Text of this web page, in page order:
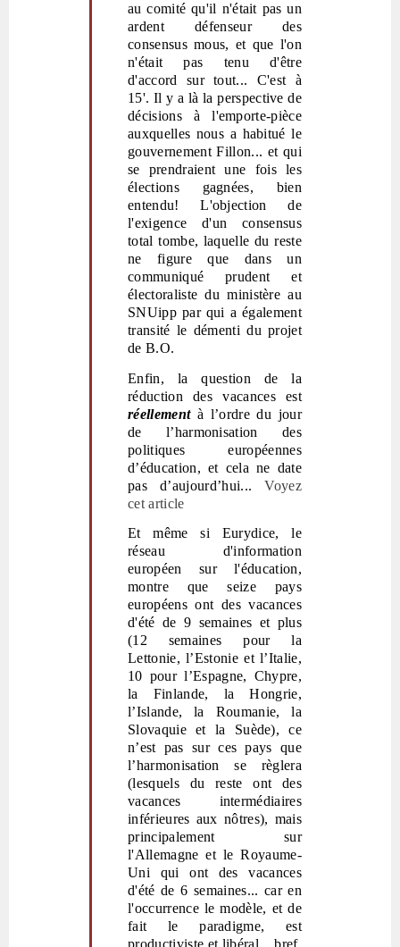
au comité qu'il n'était pas un
ardent défenseur des
consensus mous, et que l'on
n'était pas tenu d'être
d'accord sur tout... C'est à
15'. Il y a là la perspective de
décisions à l'emporte-pièce
auxquelles nous a habitué le
gouvernement Fillon... et qui
se prendraient une fois les
élections gagnées, bien
entendu! L'objection de
l'exigence d'un consensus
total tombe, laquelle du reste
ne figure que dans un
communiqué prudent et
électoraliste du ministère au
SNUipp par qui a également
transité le démenti du projet
de B.O.
Enfin, la question de la
réduction des vacances est
réellementà l’ordre du jour
de l’harmonisation des
politiques européennes
d’éducation, et cela ne date
pas d’aujourd’hui...Voyez
cet article
Et même si Eurydice, le
réseau d'information
européen sur l'éducation,
montre que seize pays
européens ont des vacances
d'été de 9 semaines et plus
(12 semaines pour la
Lettonie, l’Estonie et l’Italie,
10 pour l’Espagne, Chypre,
la Finlande, la Hongrie,
l’Islande, la Roumanie, la
Slovaquie et la Suède), ce
n’est pas sur ces pays que
l’harmonisation se règlera
(lesquels du reste ont des
vacances intermédiaires
inférieures aux nôtres), mais
principalement sur
l'Allemagne et le Royaume-
Uni qui ont des vacances
d'été de 6 semaines... car en
l'occurrence le modèle, et de
fait le paradigme, est
productiviste et libéral... bref,